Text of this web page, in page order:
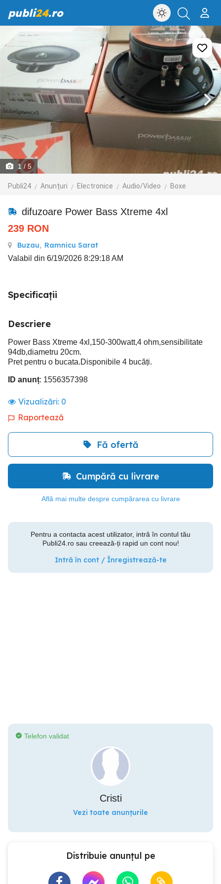
publi24.ro
1/ 5
Publi24 Anunțuri Electronice Audio/Video Boxe
difuzoare Power Bass Xtreme 4xl
239 RON
Buzau, Ramnicu Sarat
Valabil din 6/19/2026 8:29:18 AM
Specificații
Descriere
Power Bass Xtreme 4xl,150-300watt,4 ohm,sensibilitate
94db,diametru 20cm.
Pret pentru o bucata.Disponibile 4 bucăți.
ID anunț: 1556357398
Vizualizări: 0
Raportează
Fă ofertă
Cumpără cu livrare
Află mai multe despre cumpărarea cu livrare
Pentru a contacta acest utilizator, intră în contul tău
Publi24.ro sau creează-ți rapid un cont nou!
Intră în cont / Înregistrează-te
Telefon validat
Cristi
Vezi toate anunțurile
Distribuie anunțul pe